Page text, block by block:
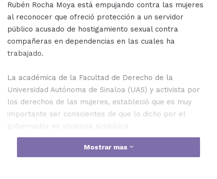
Rubén Rocha Moya está empujando contra las mujeres
al reconocer que ofreció protección a un servidor
público acusado de hostigamiento sexual contra
compañeras en dependencias en las cuales ha
trabajado.
La académica de la Facultad de Derecho de la
Universidad Autónoma de Sinaloa (UAS) y activista por
los derechos de las mujeres, estableció que es muy
importante ser conscientes de que lo dicho por el
gobernador es violencia simbólica.
“Tenemos que de verdad reflexionar sobre la violencia
Mostrar mas